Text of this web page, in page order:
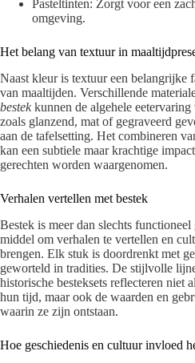
Pasteltinten: Zorgt voor een
omgeving.
Het belang van textuur in
Naast kleur is textuur een belangrijke
van maaltijden. Verschillende
bestekkunnen de algehele eetervaring
zoals glanzend, mat of gegraveerd
aan de tafelsetting. Het combineren
kan een subtiele maar krachtige
gerechten worden waargenomen.
Verhalen vertellen met bestek
Bestek is meer dan slechts functioneel
middel om verhalen te vertellen en
brengen. Elk stuk is doordrenkt met
geworteld in tradities. De stijlvolle
historische besteksets reflecteren niet
hun tijd, maar ook de waarden en
waarin ze zijn ontstaan.
Hoe geschiedenis en cultuur invloed